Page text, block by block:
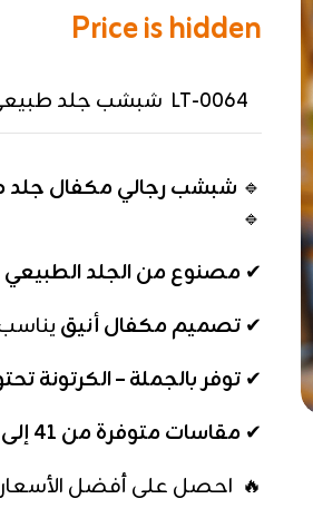
Price is hidden
LT-0064 شبشب جلد طبيعى رجالى بالجملة
🔹 شبشب رجالي مكفال جلد
🔹
✔ مصنوع من الجلد الطبيعي
✔تصميم مكفال أنيق
✔توفر بالجملة – الكرتونة
✔ مقاسات متوفرة من 41 إلى 45
🔥 احصل على أفضل الأسعار